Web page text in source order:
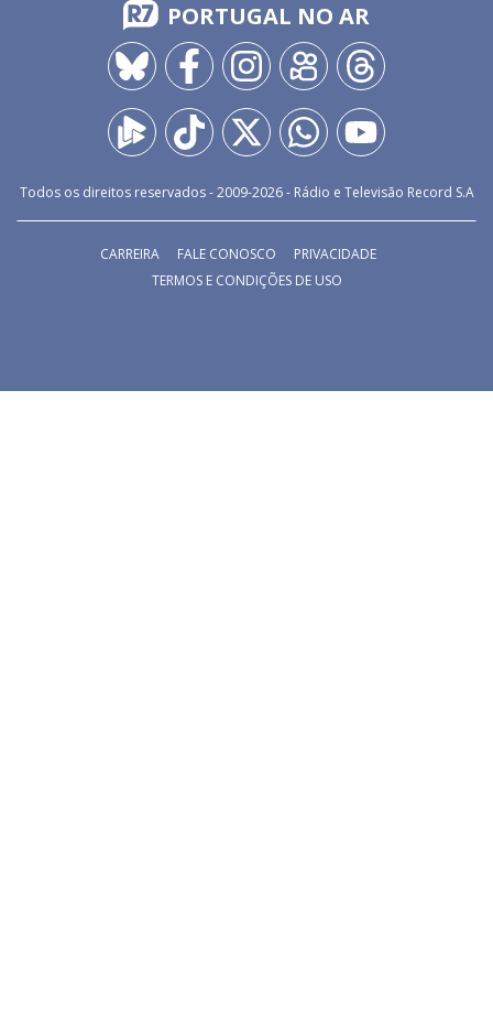
PORTUGAL NO AR
Todos os direitos reservados - 2009-2026- Rádio e Televisão Record S.A
CARREIRA FALE CONOSCO
PRIVACIDADE
TERMOS E CONDIÇÕES DE USO